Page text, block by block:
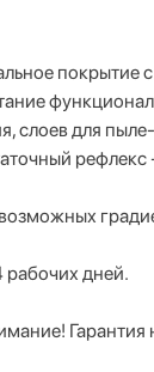
покрытие
слоев для
рабочих дней.